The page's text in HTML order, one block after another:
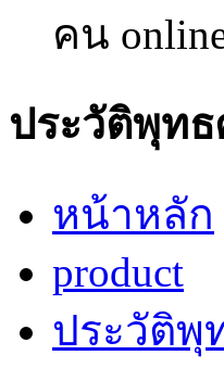
คน
ประวัติพุท
หน้าหลัก
product
ประวัติพุ